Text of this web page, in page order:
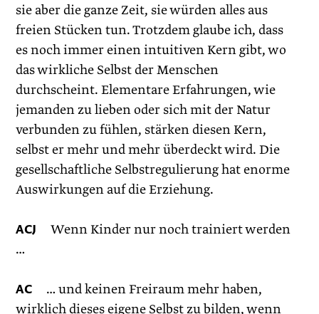
sie aber die ganze Zeit, sie würden alles aus
freien Stücken tun. Trotzdem glaube ich, dass
es noch immer einen intuitiven Kern gibt, wo
das wirkliche Selbst der Menschen
durchscheint. Elementare Erfahrungen, wie
jemanden zu lieben oder sich mit der Natur
verbunden zu fühlen, stärken diesen Kern,
selbst er mehr und mehr überdeckt wird. Die
gesellschaftliche Selbstregulierung hat enorme
Auswirkungen auf die Erziehung.
ACJ Wenn Kinder nur noch trainiert werden
…
AC … und keinen Freiraum mehr haben,
wirklich dieses eigene Selbst zu bilden, wenn